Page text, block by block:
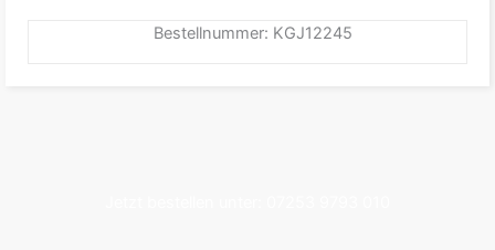
Bestellnummer: KGJ12245